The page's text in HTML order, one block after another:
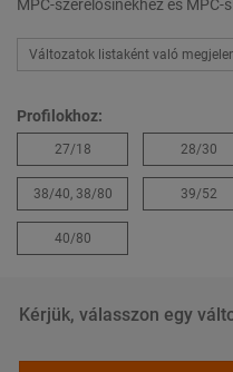
MPC-szerelősínekhez és MPC-
Változatok listaként való
Profilokhoz:
27/18 28/30
38/40, 38/80 39/52
40/80
Kérjük, válasszon egy